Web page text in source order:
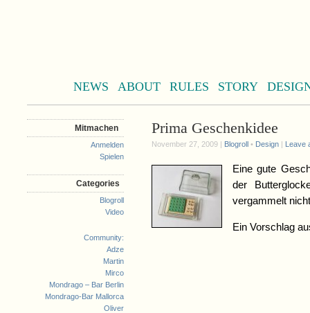
NEWS ABOUT RULES STORY
Mitmachen
Anmelden
Spielen
Categories
Blogroll
Video
Community:
Adze
Martin
Mirco
Mondrago – Bar Berlin
Mondrago-Bar Mallorca
Oliver
Prima Geschenkidee
November 27, 2009 | Blogroll • Design | Leave
Eine gute
der
vergammelt
Ein Vorschlag